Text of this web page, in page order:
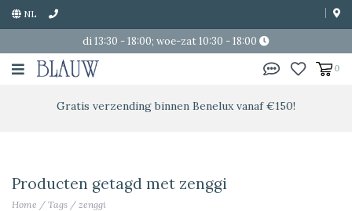
NL
di 13:30 - 18:00; woe-zat 10:30 - 18:00
0
Gratis verzending binnen Benelux vanaf €150!
Producten getagd met zenggi
Home / Tags / zenggi